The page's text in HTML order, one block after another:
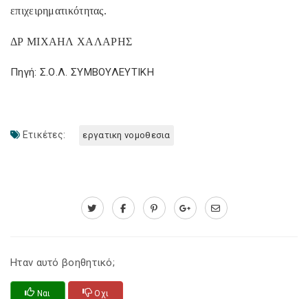
επιχειρηματικότητας.
ΔΡ ΜΙΧΑΗΛ ΧΑΛΑΡΗΣ
Πηγή: Σ.Ο.Λ. ΣΥΜΒΟΥΛΕΥΤΙΚΗ
Ετικέτες: εργατικη νομοθεσια
Ηταν αυτό βοηθητικό;
Ναι Οχι